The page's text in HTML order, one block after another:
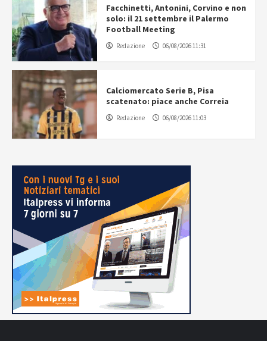
Facchinetti, Antonini, Corvino e non
solo: il 21 settembre il Palermo
Football Meeting
Redazione 06/08/2026 11:31
Calciomercato Serie B, Pisa
scatenato: piace anche Correia
Redazione 06/08/2026 11:03